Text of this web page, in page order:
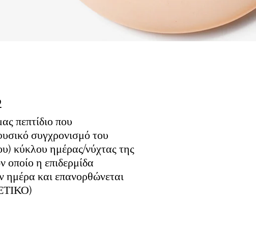
πεπτίδιο που
συγχρονισμό του
κύκλου ημέρας/νύχτας της
οποίο η επιδερμίδα
ημέρα και επανορθώνεται